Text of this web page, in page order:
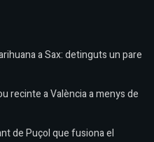
a Sax: detinguts un pare
recinte a València a menys de
de Puçol que fusiona el